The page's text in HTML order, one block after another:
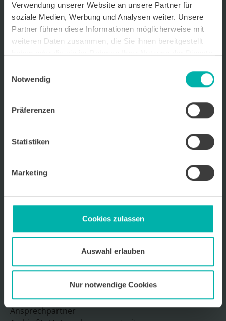
Verwendung unserer Website an unsere Partner für
soziale Medien, Werbung und Analysen weiter. Unsere
Partner führen diese Informationen möglicherweise mit
weiteren Daten zusammen, die Sie ihnen bereitgestellt
Notwendig
Präferenzen
Statistiken
Marketing
Cookies zulassen
Auswahl erlauben
Nur notwendige Cookies
zum Umgang mit Ihren Daten und der von uns eingesetzten
Newsletter-Software Cleverreach finden Sie in unserer
Datenschutzerklärung.
Wirtschafts
Kontakt
Impressum
Sitemap
Kontakt
Ansprechpartner